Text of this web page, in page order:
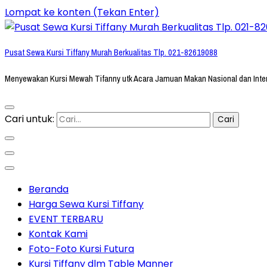
Lompat ke konten (Tekan Enter)
Pusat Sewa Kursi Tiffany Murah Berkualitas Tlp. 021-82619088
Menyewakan Kursi Mewah Tifanny utk Acara Jamuan Makan Nasional dan
Cari untuk:
Beranda
Harga Sewa Kursi Tiffany
EVENT TERBARU
Kontak Kami
Foto-Foto Kursi Futura
Kursi Tiffany dlm Table Manner